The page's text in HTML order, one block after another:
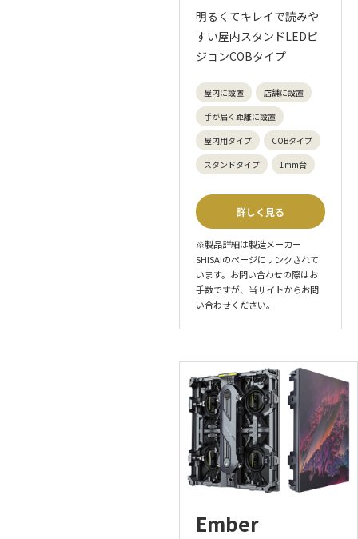
明るくてキレイで読みや
すい屋内スタンドLEDビ
ジョンCOBタイプ
屋内に設置
店舗に設置
手が届く距離に設置
屋内用タイプ
COBタイプ
スタンドタイプ
1mm台
詳しく見る
※製品詳細は製造メーカー
SHISAIのページにリンクされて
います。お問い合わせの際はお
手数ですが、当サイトからお問
い合わせください。
Ember